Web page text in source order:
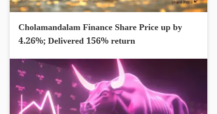
Cholamandalam Finance Share Price up by
4.26%; Delivered 156% return